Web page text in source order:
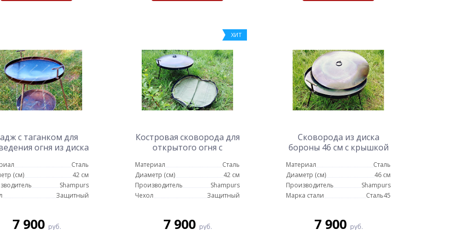
с таганком для
огня из диска
Сталь
(см)
42 см
Shampurs
Защитный
7 900 руб.
ХИТ
Костровая сковорода для
открытого огня с
бороны 42 см (комплект)
Материал
Сталь
Диаметр (см)
42 см
Производитель
Shampurs
Чехол
Защитный
7 900 руб.
Сковорода из диска
бороны 46 см с крышкой
Материал
Сталь
Диаметр (см)
46 см
Производитель
Shampurs
Марка стали
Сталь45
7 900 руб.